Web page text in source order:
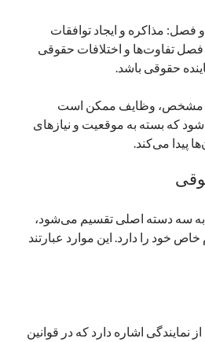
مذاکره و ایجاد توافقات
تفاوت‌ها و اختلافات حقوقی
حقوقی باشد.
مشخص، وظایف ممکن است
که بسته به موقعیت و نیازهای
پیدا می‌کند.
به سه دسته اصلی تقسیم می‌شود،
خود را دارد. این موارد عبارتند
نمایندگی اشاره دارد که در قوانین